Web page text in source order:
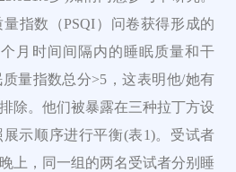
指数（PSQI）问卷获得形成的
月时间间隔内的睡眠质量和干
量指数总分>5，这表明他/她有
除。他们被暴露在三种拉丁方设
示顺序进行平衡(表1)。 受试者
上，同一组的两名受试者分别睡